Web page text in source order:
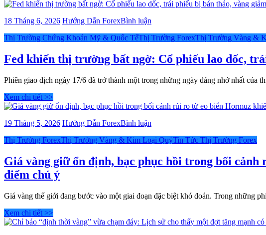
lãinăm
nếu
thiếu
dòng
tiền
ETF:
gì
bước
loại
quý?
18 Tháng 6, 2026 Hướng Dẫn ForexBình luận
Fed
thị
trường
ngờ:
phiếu
lao
trái
phiếu
bị
tháo,
mạnh
còn
USD
tăng
Categories
Thị Trường Chứng Khoán Mỹ & Quốc TếThị Trường ForexThị Trường Vàng &
Fed khiến thị trường bất ngờ: Cổ phiếu lao dốc,
Phiên giao dịch ngày 17/6 đã trở thành một trong những ngày đáng nhớ nhất
Xem chi tiết >>
19 Tháng 5, 2026 Hướng Dẫn ForexBình luận
Giá
giữ
ổn
phục
bối
Categories
Thị Trường ForexThị Trường Vàng & Kim Loại QuýTin Tức Thị Trường Forex
Giá vàng giữ ổn định, bạc phục hồi trong bối
điểm chú ý
Giá vàng thế giới đang bước vào một giai đoạn đặc biệt khó đoán. Trong những
Xem chi tiết >>